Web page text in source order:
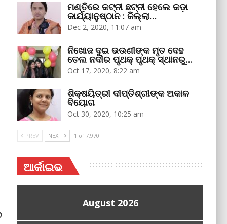
ମଣ୍ତିରେ କଟ୍‌ନୀ ଛଟ୍‌ନୀ ହେଲେ କଡ଼ା
କାର୍ଯ୍ୟାନୁଷ୍ଠାନ : ଜିଲ୍ଲା…
Dec 2, 2020, 11:07 am
ନିଖୋଜ ଦୁଇ ଭଉଣୀଙ୍କ ମୃତ ଦେହ
ତେଲ ନଦୀର ପୃଥକ୍‌ ପୃଥକ୍‌ ସ୍ଥାନରୁ…
Oct 17, 2020, 8:22 am
ଶିକ୍ଷୟିତ୍ରୀ ଦୀପ୍ତିଶ୍ରୀଙ୍କ ଅକାଳ
ବିୟୋଗ
Oct 30, 2020, 10:25 am
PREV NEXT 1 of 7,970
ଆର୍କାଇଭ
August 2026